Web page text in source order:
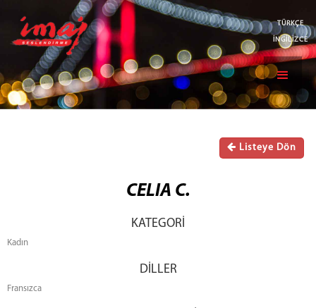
TÜRKÇE
İNGİLİZCE
Listeye Dön
CELIA C.
KATEGORİ
Kadın
DİLLER
Fransızca